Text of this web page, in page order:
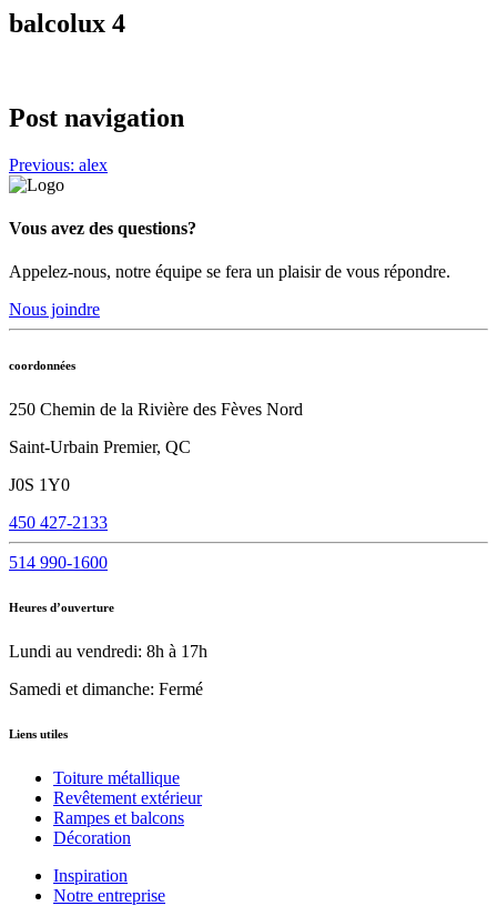
balcolux 4
Post navigation
Previous: alex
Vous avez des questions?
Appelez-nous, notre équipe se fera un plaisir de vous répondre.
Nous joindre
coordonnées
250 Chemin de la Rivière des Fèves Nord
Saint-Urbain Premier, QC
J0S 1Y0
450 427-2133
514 990-1600
Heures d’ouverture
Lundi au vendredi: 8h à 17h
Samedi et dimanche: Fermé
Liens utiles
Toiture métallique
Revêtement extérieur
Rampes et balcons
Décoration
Inspiration
Notre entreprise